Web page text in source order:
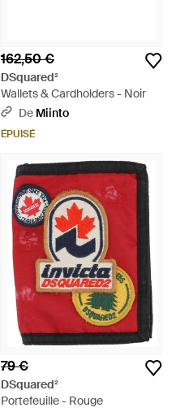
162,50 €
DSquared²
Wallets & Cardholders - Noir
De Miinto
ÉPUISÉ
79 €
DSquared²
Portefeuille - Rouge